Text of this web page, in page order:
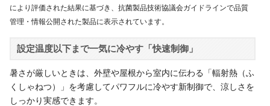
により評価された結果に基づき、抗菌製品技術協議会ガイドラインで品質
管理・情報公開された製品に表示されています。
設定温度以下まで一気に冷やす「快速制御」
暑さが厳しいときは、外壁や屋根から室内に伝わる「輻射熱（ふ
くしゃねつ）」を考慮してパワフルに冷やす新制御で、涼しさを
しっかり実感できます。